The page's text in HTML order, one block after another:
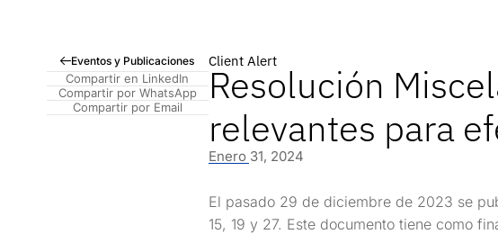
Eventos y Publicaciones
Compartir en LinkedIn
Compartir por WhatsApp
Compartir por Email
Client Alert
Resolución
relevantes para
Enero 31, 2024
El pasado 29 de diciembre de 2023 se
15, 19 y 27. Este documento tiene como